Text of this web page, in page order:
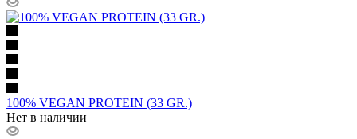
100% VEGAN PROTEIN (33 GR.)
Нет в наличии